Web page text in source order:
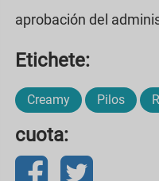
aprobación del
Etichete:
Creamy Pilos
cuota: